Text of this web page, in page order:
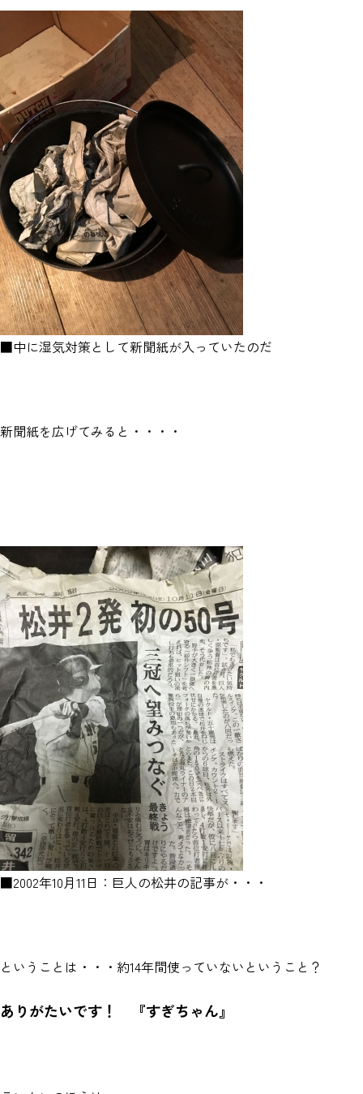
■中に湿気対策として新聞紙が入っていたのだ
新聞紙を広げてみると・・・・
■2002年10月11日：巨人の松井の記事が・・・
ということは・・・約14年間使っていないということ？
ありがたいです！ 『すぎちゃん』